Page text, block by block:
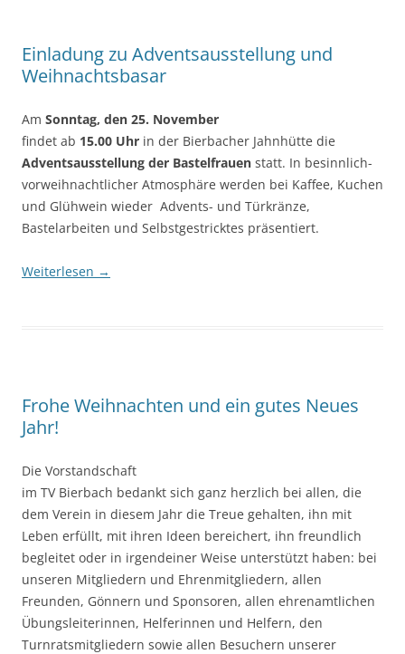
Einladung zu Adventsausstellung und
Weihnachtsbasar
Am Sonntag, den 25. November
findet ab 15.00 Uhr in der Bierbacher Jahnhütte die
Adventsausstellung der Bastelfrauen statt. In besinnlich-
vorweihnachtlicher Atmosphäre werden bei Kaffee, Kuchen
und Glühwein wieder Advents- und Türkränze,
Bastelarbeiten und Selbstgestricktes präsentiert.
Weiterlesen →
Frohe Weihnachten und ein gutes Neues
Jahr!
Die Vorstandschaft
im TV Bierbach bedankt sich ganz herzlich bei allen, die
dem Verein in diesem Jahr die Treue gehalten, ihn mit
Leben erfüllt, mit ihren Ideen bereichert, ihn freundlich
begleitet oder in irgendeiner Weise unterstützt haben: bei
unseren Mitgliedern und Ehrenmitgliedern, allen
Freunden, Gönnern und Sponsoren, allen ehrenamtlichen
Übungsleiterinnen, Helferinnen und Helfern, den
Turnratsmitgliedern sowie allen Besuchern unserer